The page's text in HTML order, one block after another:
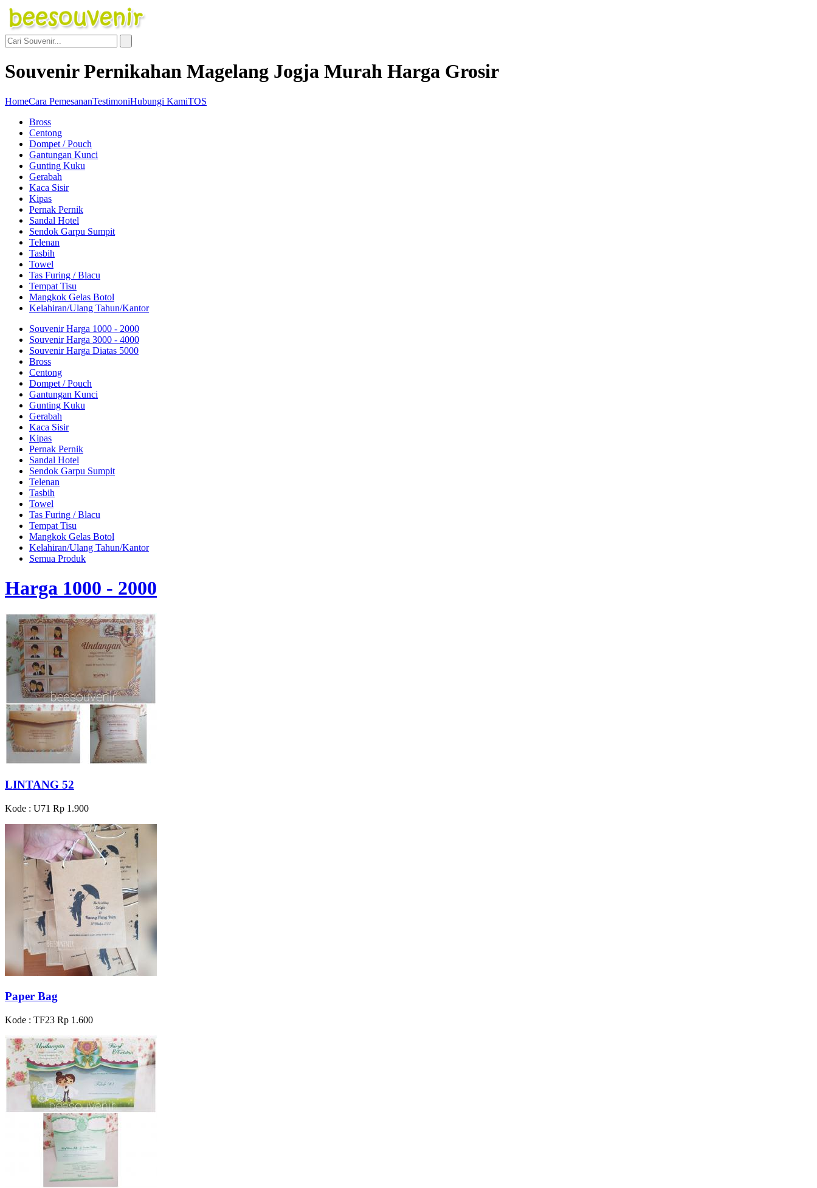
Souvenir Pernikahan Magelang Jogja Murah Harga Grosir
HomeCara PemesananTestimoniHubungi KamiTOS
Bross
Centong
Dompet / Pouch
Gantungan Kunci
Gunting Kuku
Gerabah
Kaca Sisir
Kipas
Pernak Pernik
Sandal Hotel
Sendok Garpu Sumpit
Telenan
Tasbih
Towel
Tas Furing / Blacu
Tempat Tisu
Mangkok Gelas Botol
Kelahiran/Ulang Tahun/Kantor
Souvenir Harga 1000 - 2000
Souvenir Harga 3000 - 4000
Souvenir Harga Diatas 5000
Bross
Centong
Dompet / Pouch
Gantungan Kunci
Gunting Kuku
Gerabah
Kaca Sisir
Kipas
Pernak Pernik
Sandal Hotel
Sendok Garpu Sumpit
Telenan
Tasbih
Towel
Tas Furing / Blacu
Tempat Tisu
Mangkok Gelas Botol
Kelahiran/Ulang Tahun/Kantor
Semua Produk
Harga 1000 - 2000
LINTANG 52
Kode : U71 Rp 1.900
Paper Bag
Kode : TF23 Rp 1.600